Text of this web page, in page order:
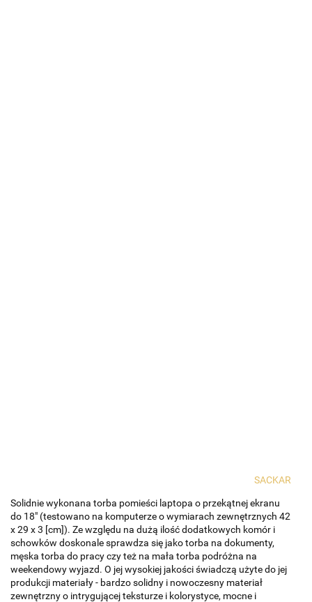
SACKAR
Solidnie wykonana torba pomieści laptopa o przekątnej ekranu
do 18" (testowano na komputerze o wymiarach zewnętrznych 42
x 29 x 3 [cm]). Ze względu na dużą ilość dodatkowych komór i
schowków doskonale sprawdza się jako torba na dokumenty,
męska torba do pracy czy też na mała torba podróżna na
weekendowy wyjazd. O jej wysokiej jakości świadczą użyte do jej
produkcji materiały - bardzo solidny i nowoczesny materiał
zewnętrzny o intrygującej teksturze i kolorystyce, mocne i